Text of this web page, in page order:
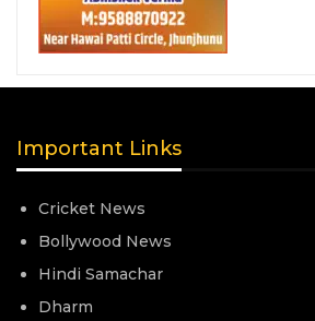
Important Links
Cricket News
Bollywood News
Hindi Samachar
Dharm